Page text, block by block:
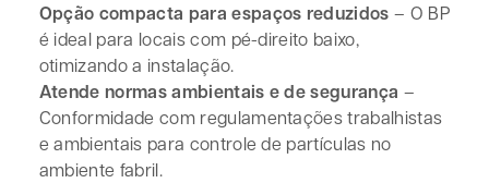
Opção compacta para espaços reduzidos – O BP
é ideal para locais com pé-direito baixo,
otimizando a instalação.
Atende normas ambientais e de segurança –
Conformidade com regulamentações trabalhistas
e ambientais para controle de partículas no
ambiente fabril.